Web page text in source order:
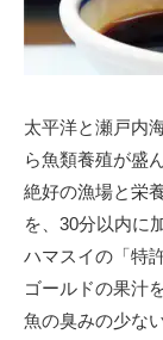
太平洋と瀬戸内
ら魚類養殖が盛
絶好の漁場と栄
を、30分以内に
ハマスイの「特
ゴールドの果汁
魚の臭みの少な